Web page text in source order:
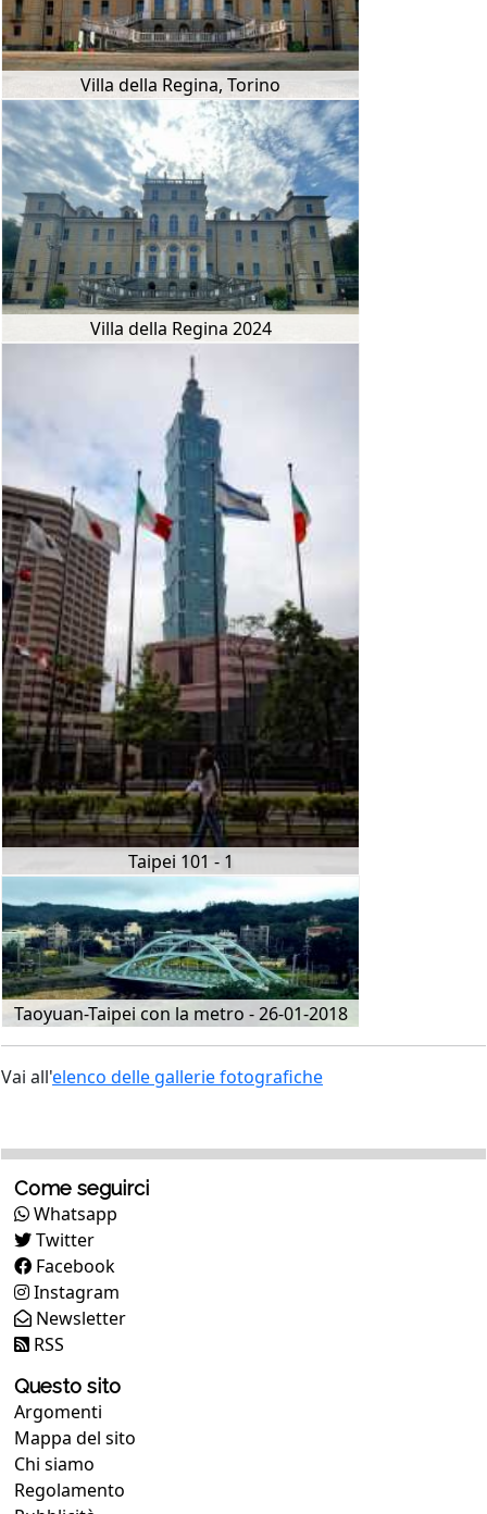
Villa della Regina, Torino
Villa della Regina 2024
Taipei 101 - 1
Taoyuan-Taipei con la metro - 26-01-2018
Vai all'elenco delle gallerie fotografiche
Come seguirci
Whatsapp
Twitter
Facebook
Instagram
Newsletter
RSS
Questo sito
Argomenti
Mappa del sito
Chi siamo
Regolamento